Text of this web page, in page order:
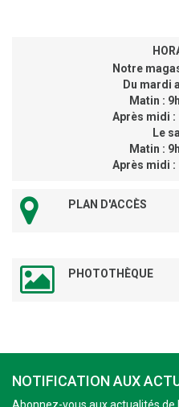
Notre
Du mardi
Matin :
Après midi :
Le
Matin :
Après midi :
PLAN D'ACCÈS
PHOTOTHÈQUE
NOTIFICATION AUX